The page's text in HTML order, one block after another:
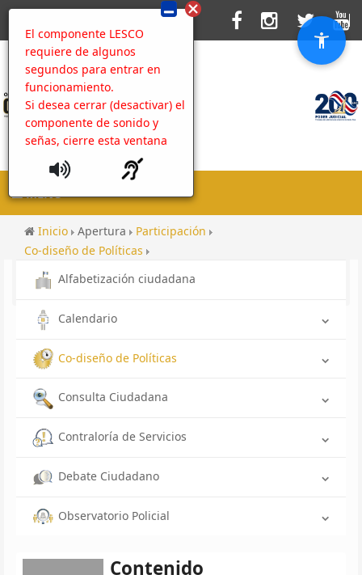
El componente LESCO
requiere de algunos
segundos para entrar en
funcionamiento.
Si desea cerrar (desactivar) el
componente de sonido y
señas, cierre esta ventana
MENU
Inicio Apertura
Participación
Co-diseño de Políticas
Caja de Herramientas contra la Corrupción
Acciones de prevención
Alfabetización ciudadana
Calendario
Co-diseño de Políticas
Consulta Ciudadana
Contraloría de Servicios
Debate Ciudadano
Observatorio Policial
Contenido